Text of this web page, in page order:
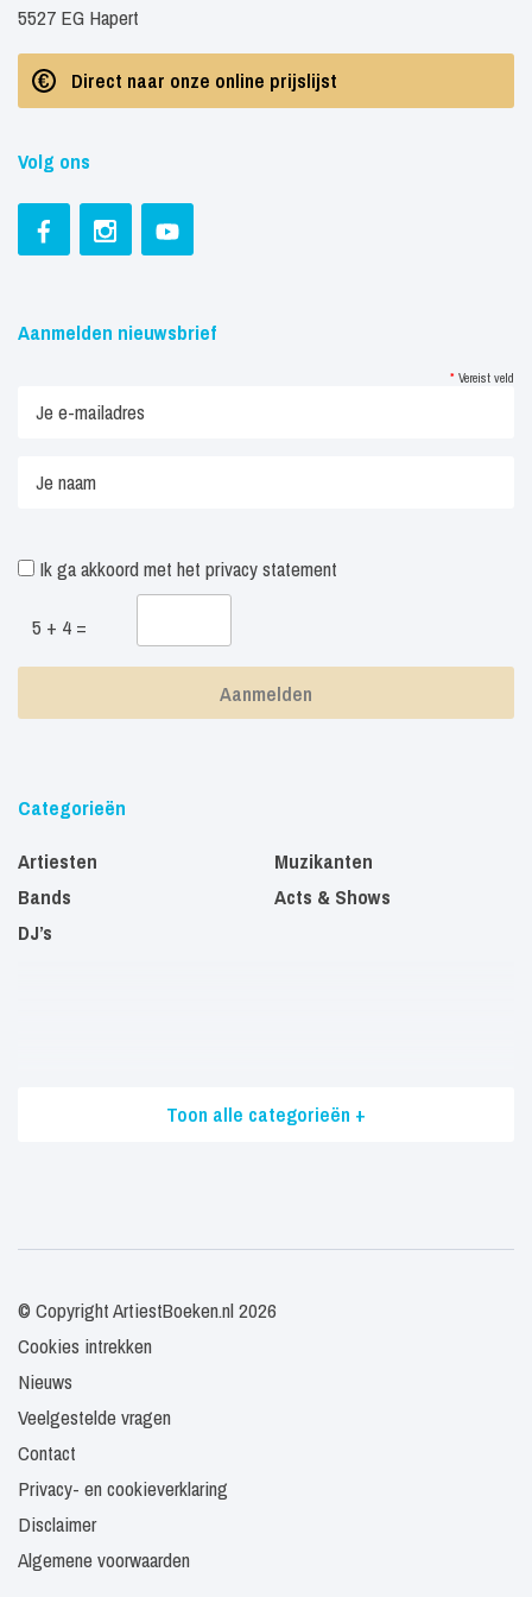
5527 EG Hapert
Direct naar onze online prijslijst
Volg ons
Aanmelden nieuwsbrief
* Vereist veld
Ik ga akkoord met het privacy statement
5 + 4 =
Categorieën
Artiesten
Bands
DJ’s
Muzikanten
Acts & Shows
Toon alle categorieën +
© Copyright ArtiestBoeken.nl 2026
Cookies intrekken
Nieuws
Veelgestelde vragen
Contact
Privacy- en cookieverklaring
Disclaimer
Algemene voorwaarden